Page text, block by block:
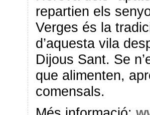
repartien els
Verges és la
d’aquesta vila
Dijous Sant. Se
que alimenten,
comensals.